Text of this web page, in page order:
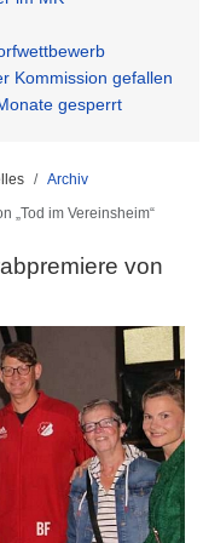
Kommission gefallen
gesperrt
Archiv
„Tod im Vereinsheim“
von